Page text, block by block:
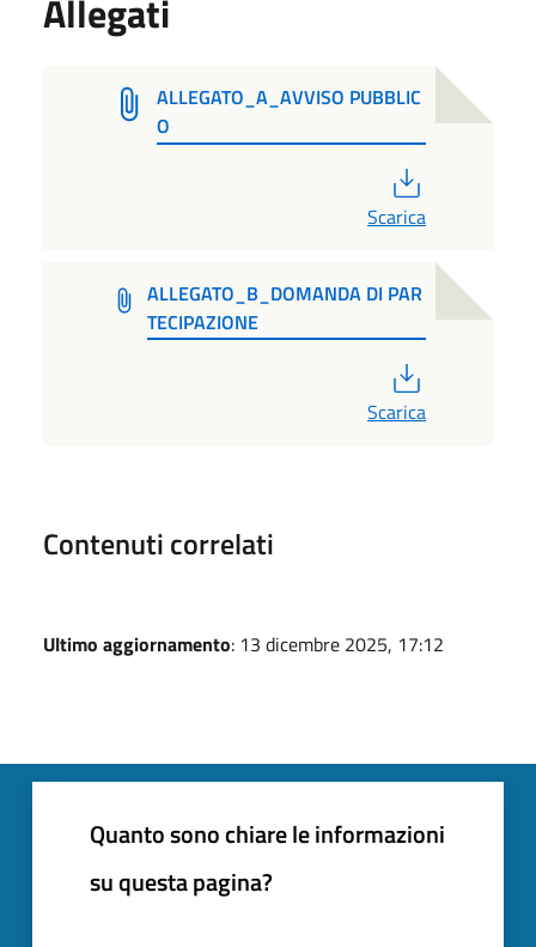
Allegati
ALLEGATO_A_AVVISO PUBBLIC
O
Scarica
ALLEGATO_B_DOMANDA DI PAR
TECIPAZIONE
Scarica
Contenuti correlati
Ultimo aggiornamento: 13 dicembre 2025, 17:12
Quanto sono chiare le informazioni
su questa pagina?